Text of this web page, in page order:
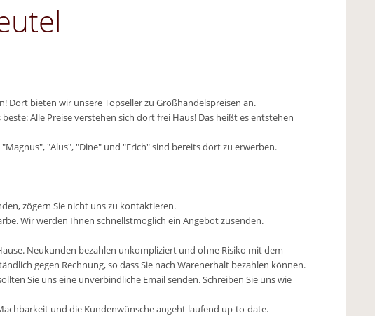
Dort bieten wir unsere Topseller zu Großhandelspreisen an.
Alle Preise verstehen sich dort frei Haus! Das heißt es entstehen
"Alus", "Dine" und "Erich" sind bereits dort zu erwerben.
zögern Sie nicht uns zu kontaktieren.
Wir werden Ihnen schnellstmöglich ein Angebot zusenden.
Neukunden bezahlen unkompliziert und ohne Risiko mit dem
gegen Rechnung, so dass Sie nach Warenerhalt bezahlen können.
Sie uns eine unverbindliche Email senden. Schreiben Sie uns wie
und die Kundenwünsche angeht laufend up-to-date.